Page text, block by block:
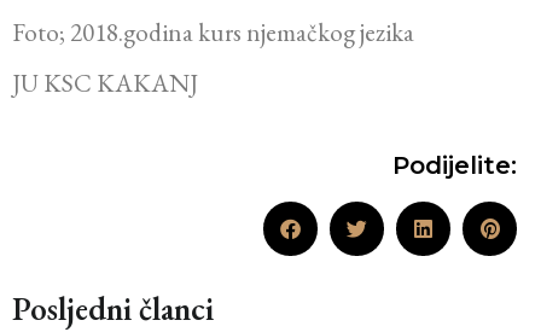
Foto; 2018.godina kurs njemačkog jezika
JU KSC KAKANJ
Podijelite:
Posljedni članci